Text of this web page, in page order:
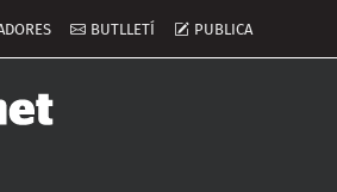
BUTLLETÍ PUBLICA